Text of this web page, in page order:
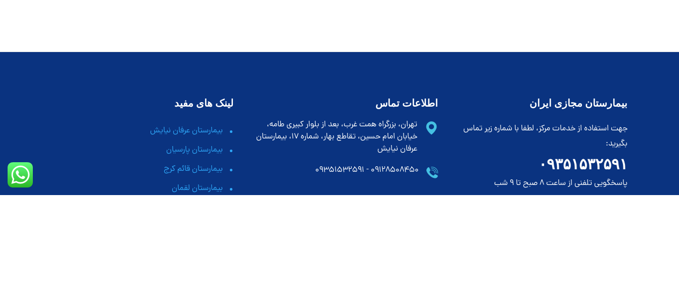
بیمارستان مجازی ایران
جهت استفاده از خدمات مرکز، لطفا با شماره زیر تماس
بگیرید:
۰۹۳۵۱۵۳۲۵۹۱
پاسخگویی تلفنی از ساعت 8 صبح تا 9 شب
اطلاعات تماس
تهران، بزرگراه همت غرب، بعد از بلوار کبیری طامه،
خیابان امام حسین، تقاطع بهار، شماره 17، بیمارستان
عرفان نیایش
۰۹۱۲۸۵۰۸۴۵۰ - ۰۹۳۵۱۵۳۲۵۹۱
لینک های مفید
بیمارستان عرفان نیایش
بیمارستان پارسیان
بیمارستان قائم کرج
بیمارستان لقمان